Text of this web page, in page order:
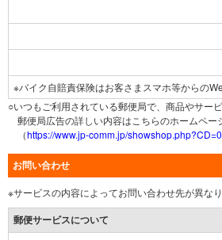
※バイク自賠責保険はお客さまスマホ等からの
○いつもご利用されている郵便局で、商品やサー
郵便局広告の詳しい内容はこちらのホームペー
（https://www.jp-comm.jp/
お問い合わせ
※サービスの内容によってお問い合わせ先が異なり
郵便サービスについて